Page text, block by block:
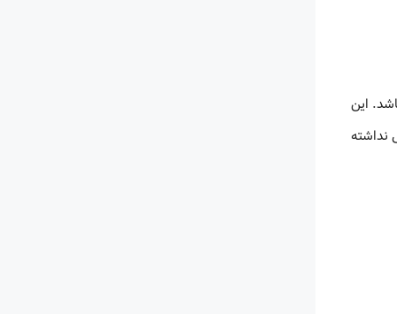
این
نداشته